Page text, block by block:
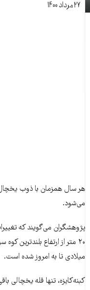
۲۷ مرداد ۱۴۰۰
هر سال همزمان با ذوب
می‌شود.
پژوهشگران می‌گویند که
میلادی تا به امروز شده است.
کبنه‌کایزه، تنها قله یخچالی